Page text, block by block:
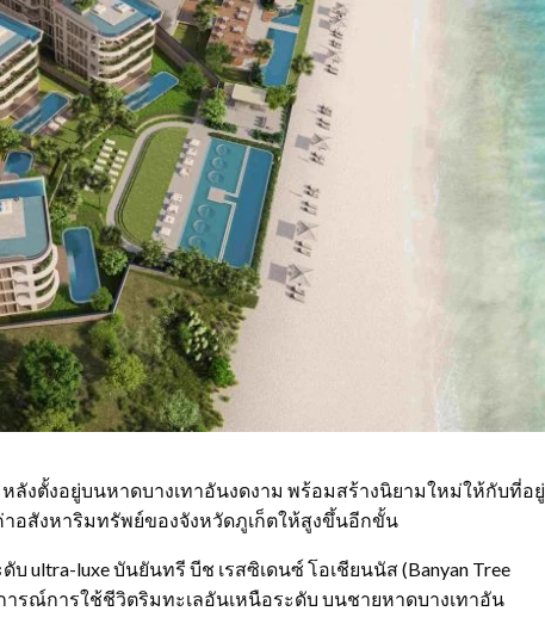
ลังตั้งอยู่บนหาดบางเทาอันงดงาม พร้อมสร้างนิยามใหม่ให้กับที่อยู่
อสังหาริมทรัพย์ของจังหวัดภูเก็ตให้สูงขึ้นอีกขั้น
ultra-luxe บันยันทรี บีช เรสซิเดนซ์ โอเชียนนัส (Banyan Tree
การณ์การใช้ชีวิตริมทะเลอันเหนือระดับ บนชายหาดบางเทาอัน